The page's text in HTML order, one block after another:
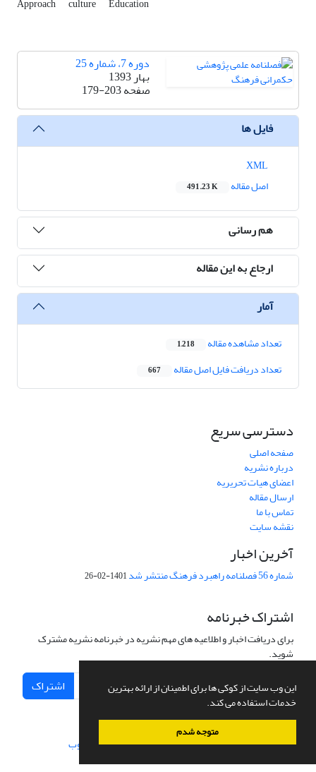
این وب سایت از کوکی ها برای اطمینان از ارائه بهترین
خدمات استفاده می کند.
متوجه شدم
Approach culture Education
دوره 7، شماره 25
بهار 1393
صفحه179-203
فایل ها
اصل مقاله
491.23 K
هم رسانی
ارجاع به این مقاله
آمار
تعداد مشاهده مقاله 1,218
تعداد دریافت فایل اصل مقاله 667
دسترسی سریع
صفحه اصلی
درباره نشریه
اعضای هیات تحریریه
ارسال مقاله
تماس با ما
نقشه سایت
آخرین اخبار
شماره 56 فصلنامه راهبرد فرهنگ منتشر شد 1401-02-26
اشتراک خبرنامه
برای دریافت اخبار و اطلاعیه های مهم نشریه در خبرنامه نشریه مشترک
شوید.
اشتراک
سامانه مدیریت نشریات علمی.طراحی و پیاده سازی از سیناوب